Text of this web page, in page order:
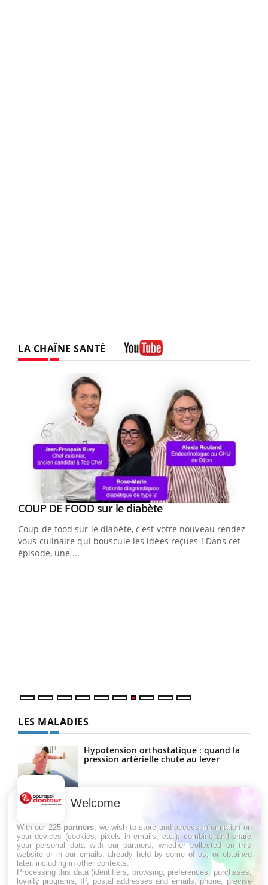
LA CHAÎNE SANTÉ
Youtube
COUP DE FOOD sur le diabèteYoutube
Coup de food sur le diabète, c'est votre nouveau rendez-
vous culinaire qui bouscule les idées reçues ! Dans cet
épisode, une ...
LES MALADIES
Hypotension orthostatique : quand la
pression artérielle chute au lever
Drépanocytose : une déformation des
globules rouges aux conséquences
Maladie de Charcot (Sclérose latérale
amyotrophique)
Welcome
With our 225 partners , we wish to store and access information on
your devices (cookies, pixels in emails, etc.), combine and share
your personal data with our partners, whether collected on this
website or in our emails, already held by some of us, or obtained
later, including in other contexts.
Processing this data (identifiers, browsing, preferences, purchases,
loyalty programs, IP, postal addresses and emails, phone, precise